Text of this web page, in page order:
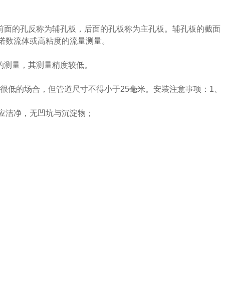
的孔反称为辅孔板，后面的孔板称为主孔板。辅孔板的截面
流体或高粘度的流量测量。
量，其测量精度较低。
低的场合，但管道尺寸不得小于25毫米。安装注意事项：1、
洁净，无凹坑与沉淀物；